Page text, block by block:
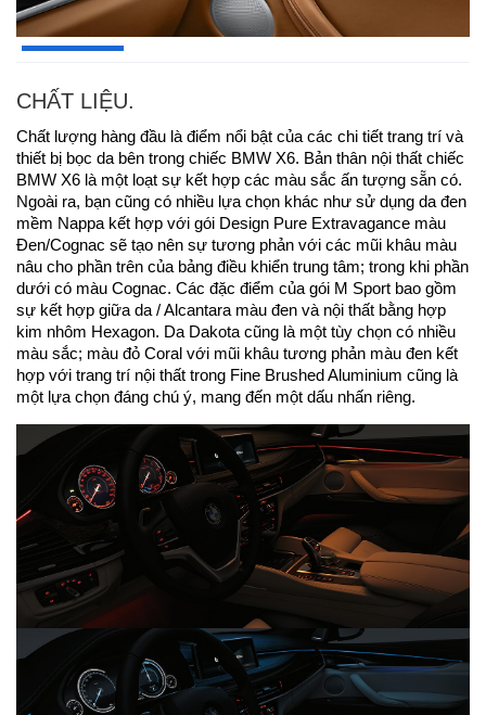
CHẤT LIỆU.
Chất lượng hàng đầu là điểm nổi bật của các chi tiết trang trí và
thiết bị bọc da bên trong chiếc BMW X6. Bản thân nội thất chiếc
BMW X6 là một loạt sự kết hợp các màu sắc ấn tượng sẵn có.
Ngoài ra, bạn cũng có nhiều lựa chọn khác như sử dụng da đen
mềm Nappa kết hợp với gói Design Pure Extravagance màu
Đen/Cognac sẽ tạo nên sự tương phản với các mũi khâu màu
nâu cho phần trên của bảng điều khiển trung tâm; trong khi phần
dưới có màu Cognac. Các đặc điểm của gói M Sport bao gồm
sự kết hợp giữa da / Alcantara màu đen và nội thất bằng hợp
kim nhôm Hexagon. Da Dakota cũng là một tùy chọn có nhiều
màu sắc; màu đỏ Coral với mũi khâu tương phản màu đen kết
hợp với trang trí nội thất trong Fine Brushed Aluminium cũng là
một lựa chọn đáng chú ý, mang đến một dấu nhấn riêng.